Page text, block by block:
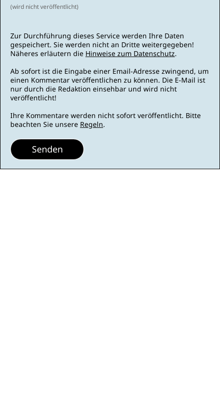
(wird nicht veröffentlicht)
Zur Durchführung dieses Service werden Ihre Daten
gespeichert. Sie werden nicht an Dritte weitergegeben!
Näheres erläutern die Hinweise zum Datenschutz.
Ab sofort ist die Eingabe einer Email-Adresse zwingend, um
einen Kommentar veröffentlichen zu können. Die E-Mail ist
nur durch die Redaktion einsehbar und wird nicht
veröffentlicht!
Ihre Kommentare werden nicht sofort veröffentlicht. Bitte
beachten Sie unsere Regeln.
Senden